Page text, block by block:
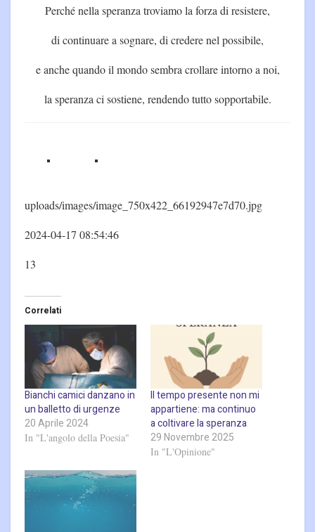
Perché nella speranza troviamo la forza di resistere,
di continuare a sognare, di credere nel possibile,
e anche quando il mondo sembra crollare intorno a noi,
la speranza ci sostiene, rendendo tutto sopportabile.
uploads/images/image_750x422_66192947e7d70.jpg
2024-04-17 08:54:46
13
Correlati
Bianchi camici danzano in
un balletto di urgenze
20 Aprile 2024
In "L'angolo della Poesia"
Il tempo presente non mi
appartiene: ma continuo
a coltivare la speranza
29 Novembre 2025
In "L'Opinione"